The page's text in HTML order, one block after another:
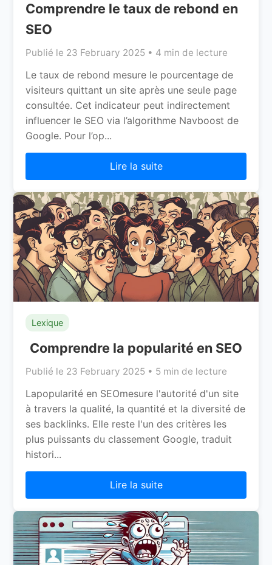
Comprendre le taux de rebond en
SEO
Publié le 23 February 2025 • 4 min de lecture
Le taux de rebond mesure le pourcentage de
visiteurs quittant un site après une seule page
consultée. Cet indicateur peut indirectement
influencer le SEO via l’algorithme Navboost de
Google. Pour l’op...
Lire la suite
Lexique
Comprendre la popularité en SEO
Publié le 23 February 2025 • 5 min de lecture
Lapopularité en SEOmesure l'autorité d'un site
à travers la qualité, la quantité et la diversité de
ses backlinks. Elle reste l'un des critères les
plus puissants du classement Google, traduit
histori...
Lire la suite